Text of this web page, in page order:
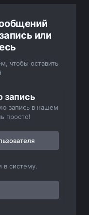
или
чтобы оставить
запись
запись в нашем
просто!
в систему.